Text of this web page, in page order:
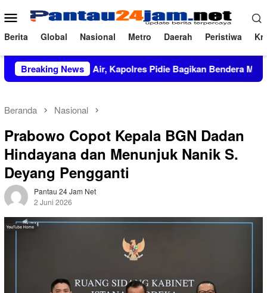
ke
konten
Menu
Mobile
Berita Global Nasional Metro Daerah Peristiwa
Breaking News
Tanah Air, Kapolres Pidie Bagikan Bendera Merah Putih
Beranda Nasional
Prabowo Copot Kepala BGN Dadan
Hindayana dan Menunjuk Nanik S.
Deyang Pengganti
Pantau 24 Jam Net
2 Juni 2026